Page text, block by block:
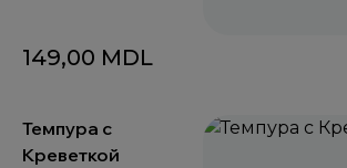
149,00 MDL
Темпура с
Креветкой